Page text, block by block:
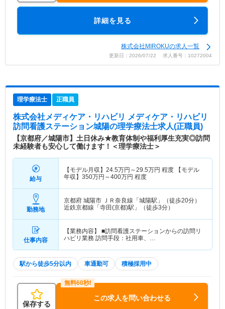
詳細を見る
株式会社MIROKUの求人一覧
更新日：2026/07/22 求人番号：10272004
理学療法士 正職員
株式会社メディケア・リハビリ メディケア・リハビリ
訪問看護ステーション城陽の理学療法士求人(正職員)
【京都府／城陽市】土日休み★教育体制や福利厚生充実◎訪問
未経験者も安心して働けます！＜理学療法士＞
給与
【モデル月収】 24.5万円～29.5万円 程度 【モデル
年収】 350万円～400万円 程度
勤務地
京都府 城陽市 ＪＲ奈良線「城陽駅」（徒歩20分）
近鉄京都線「寺田(京都)駅」（徒歩3分）
仕事内容
【業務内容】 ■訪問看護ステーションからの訪問リ
ハビリ業務 訪問手段：社用車、…
駅から徒歩5分以内 車通勤可 積極採用中
保存する
この求人を問い合わせる